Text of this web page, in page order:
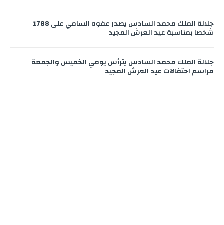
جلالة الملك محمد السادس يصدر عفوه السامي على 1788
شخصا بمناسبة عيد العرش المجيد
جلالة الملك محمد السادس يترأس يومي الخميس والجمعة
مراسم احتفالات عيد العرش المجيد